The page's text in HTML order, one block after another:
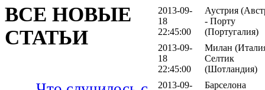
ВСЕ НОВЫЕ
СТАТЬИ
2013-09-
18
22:45:00
Аустрия
- Порту
(Португалия)
2013-09-
18
22:45:00
Милан
Селтик
(Шотландия)
2013-09-
Барселона